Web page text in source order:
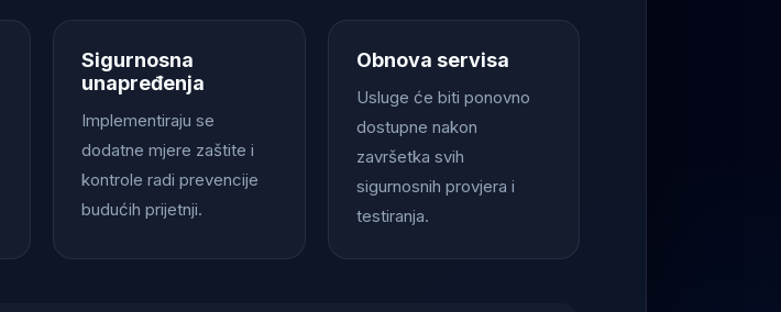
Sigurnosna
unapređenja
Implementiraju se
dodatne mjere zaštite i
kontrole radi prevencije
budućih prijetnji.
Obnova servisa
Usluge će biti ponovno
dostupne nakon
završetka svih
sigurnosnih provjera i
testiranja.